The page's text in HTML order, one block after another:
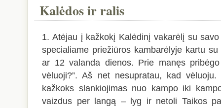
Kalėdos ir ralis
1. Atėjau į kažkokį Kalėdinį vakarėlį su
specialiame priežiūros kambarėlyje kartu
ar 12 valanda dienos. Prie manęs
vėluoji?”. Aš net nesupratau, kad
kažkoks slankiojimas nuo kampo iki
vaizdus per langą – lyg ir netoli Taikos